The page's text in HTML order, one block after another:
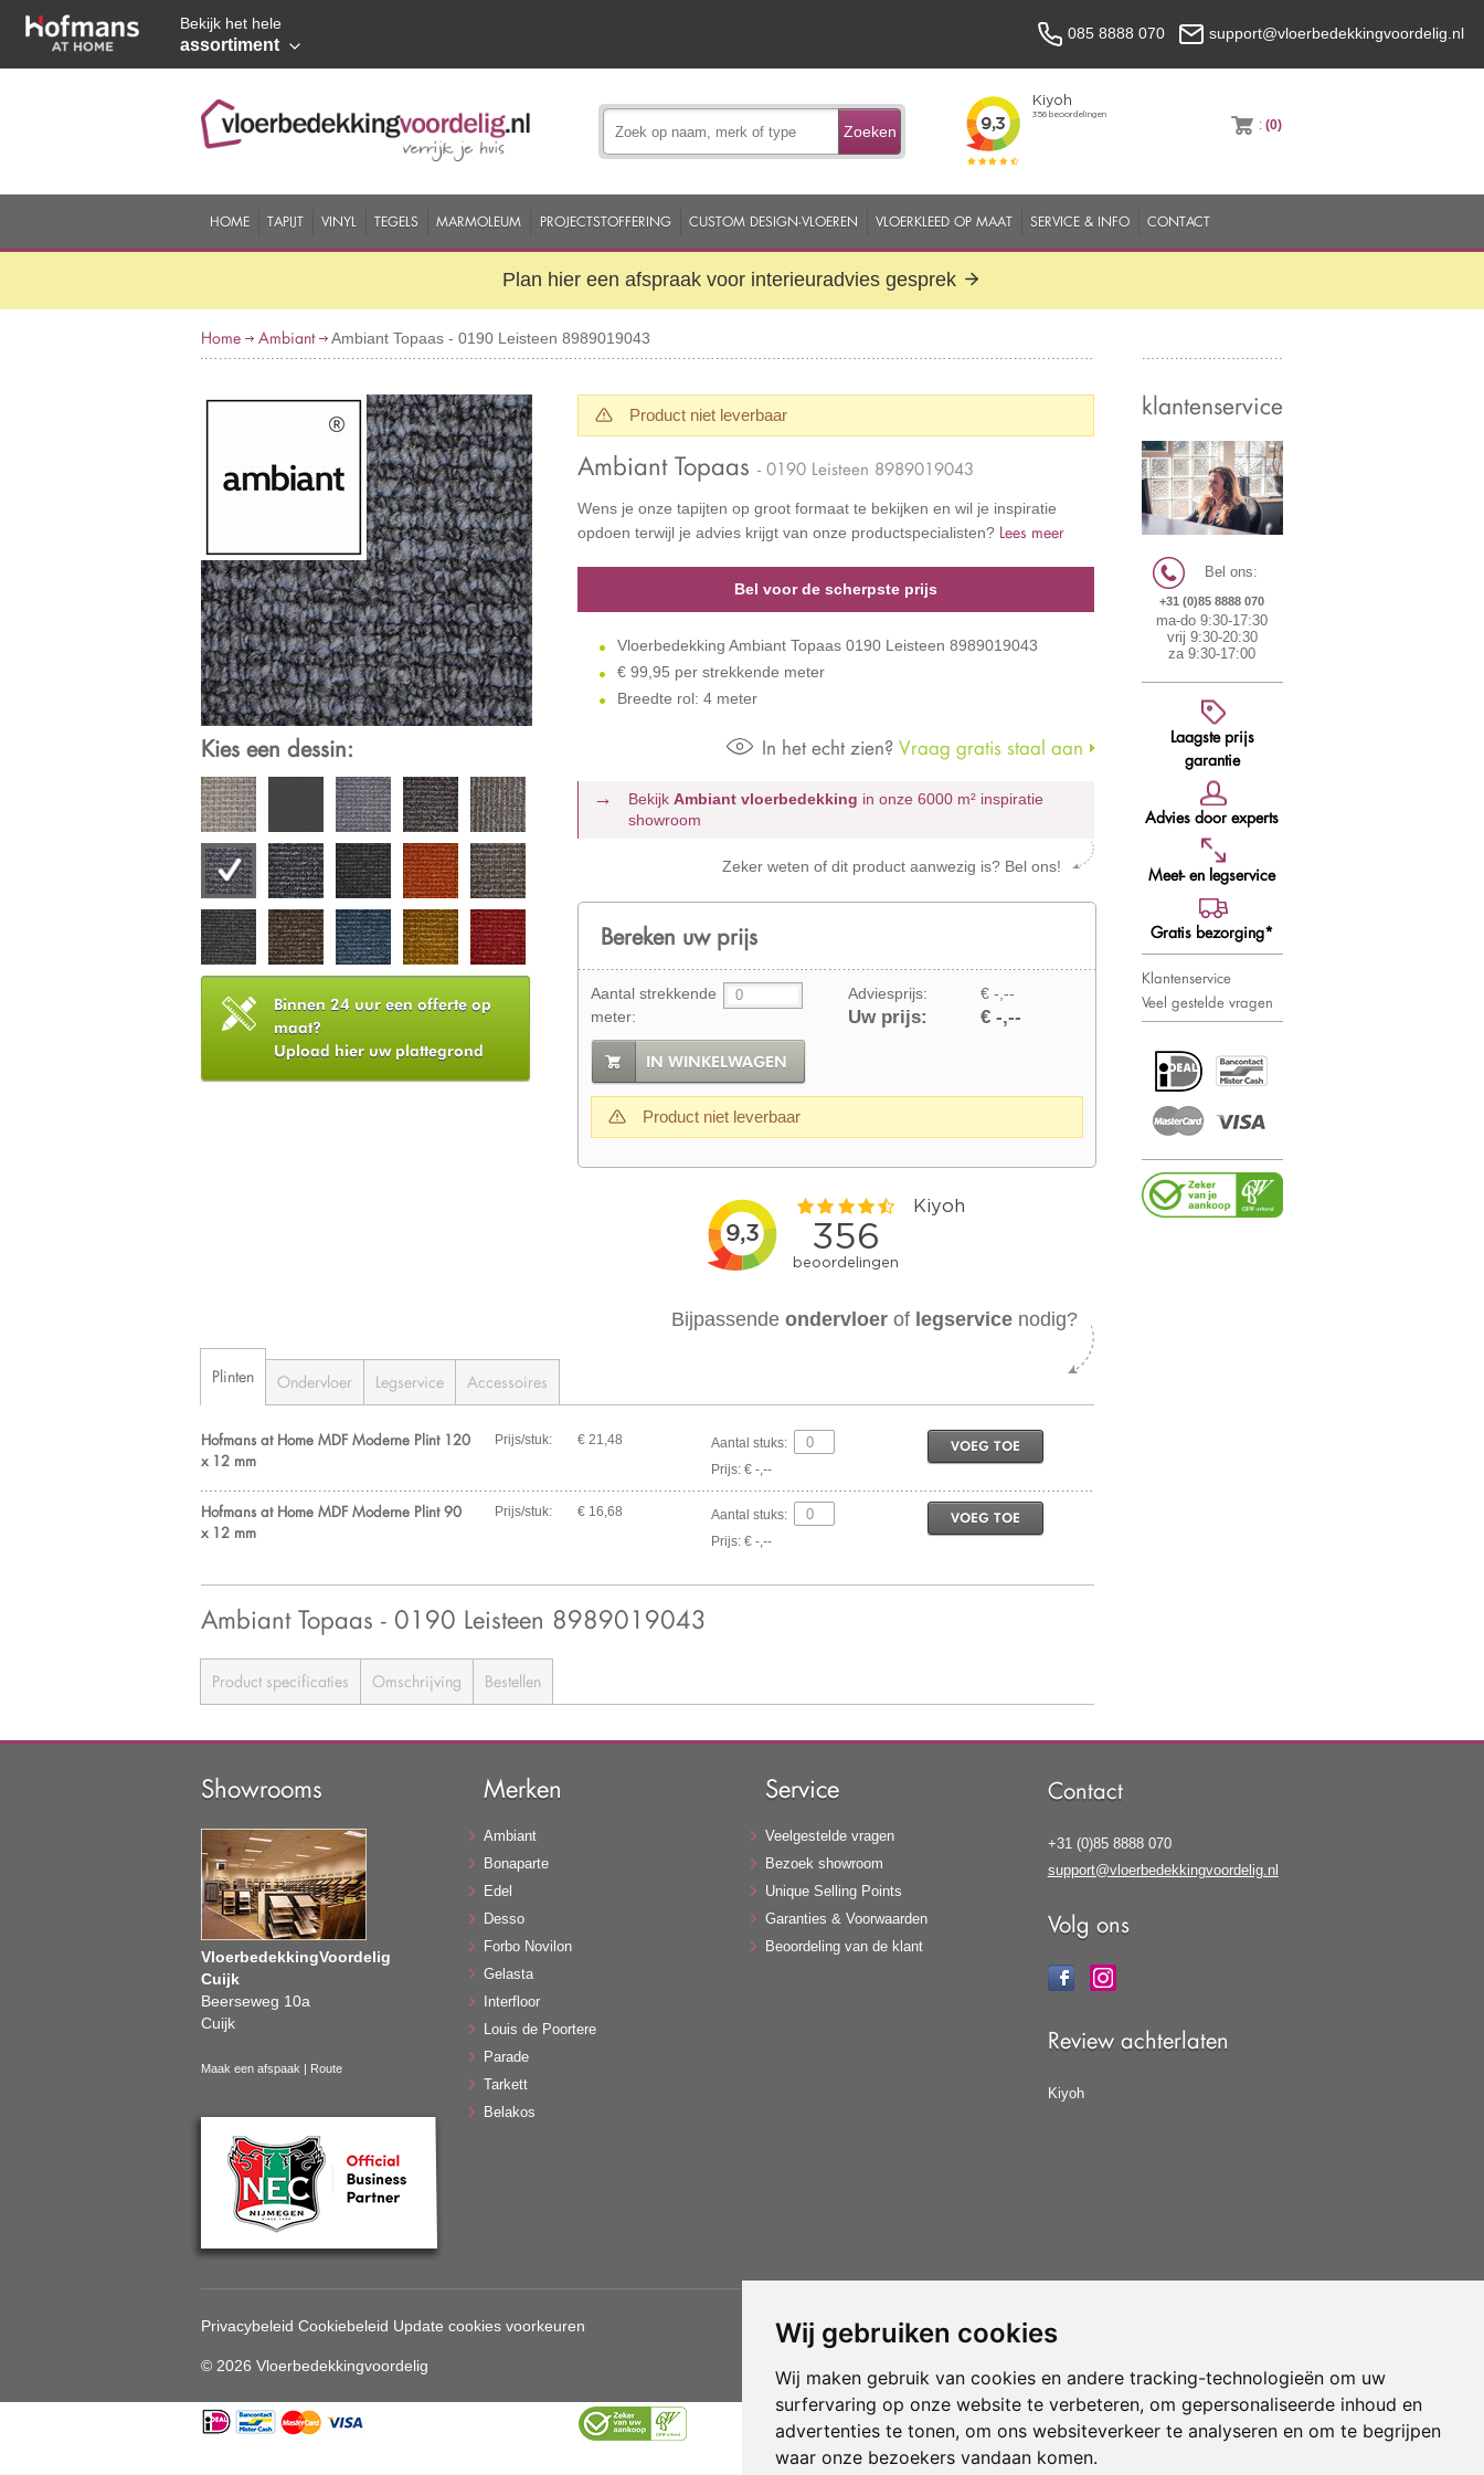
Wij gebruiken cookies
Wij maken gebruik van cookies en andere tracking-technologieën om uw
surfervaring op onze website te verbeteren, om gepersonaliseerde inhoud en
advertenties te tonen, om ons websiteverkeer te analyseren en om te begrijpen
waar onze bezoekers vandaan komen.
Bekijk het hele
assortiment
085 8888 070 support@vloerbedekkingvoordelig.nl
Zoeken :(0)
HOME TAPIJT VINYL TEGELS MARMOLEUM PROJECTSTOFFERING CUSTOM DESIGN-VLOEREN VLOERKLEED OP MAAT SERVICE & INFO CONTACT
Plan hier een afspraak voor interieuradvies gesprek
Home Ambiant Ambiant Topaas - 0190 Leisteen 8989019043
Kies een dessin:
Binnen 24 uur een offerte op
maat?
Upload hier uw plattegrond
Product niet leverbaar
Ambiant Topaas - 0190 Leisteen 8989019043
Wens je onze tapijten op groot formaat te bekijken en wil je inspiratie
opdoen terwijl je advies krijgt van onze productspecialisten? Lees meer
Bel voor de scherpste prijs
Vloerbedekking Ambiant Topaas 0190 Leisteen 8989019043
€ 99,95 per strekkende meter
Breedte rol: 4 meter
In het echt zien? Vraag gratis staal aan
BekijkAmbiant vloerbedekking in onze 6000 m² inspiratie
showroom
Zeker weten of dit product aanwezig is? Bel ons!
Bereken uw prijs
Aantal strekkende
meter:
Adviesprijs: € -,--
Uw prijs: € -,--
IN WINKELWAGEN
Product niet leverbaar
klantenservice
Bel ons:
+31 (0)85 8888 070
ma-do 9:30-17:30
vrij 9:30-20:30
za 9:30-17:00
Laagste prijs
garantie
Advies door experts
Meet- en legservice
Gratis bezorging*
Klantenservice
Veel gestelde vragen
Bijpassendeondervloer of legservice nodig?
Plinten Ondervloer Legservice Accessoires
Hofmans at Home MDF Moderne Plint 120
x 12 mm
Prijs/stuk: € 21,48
Aantal stuks:
Prijs: € -,--
VOEG TOE
Hofmans at Home MDF Moderne Plint 90
x 12 mm
Prijs/stuk: € 16,68
Aantal stuks:
Prijs: € -,--
VOEG TOE
Ambiant Topaas - 0190 Leisteen 8989019043
Product specificaties Omschrijving Bestellen
Showrooms
VloerbedekkingVoordelig
Cuijk
Beerseweg 10a
Cuijk
Maak een afspaak | Route
Merken
Ambiant
Bonaparte
Edel
Desso
Forbo Novilon
Gelasta
Interfloor
Louis de Poortere
Parade
Tarkett
Belakos
Service
Veelgestelde vragen
Bezoek showroom
Unique Selling Points
Garanties & Voorwaarden
Beoordeling van de klant
Contact
+31 (0)85 8888 070
support@vloerbedekkingvoordelig.nl
Volg ons
Review achterlaten
Kiyoh
Privacybeleid Cookiebeleid Update cookies voorkeuren
© 2026 Vloerbedekkingvoordelig
Gebruik van deze site betekent dat u dealgemene voorwaarden
Vloerenvoordelig.nl is een onderdeel van